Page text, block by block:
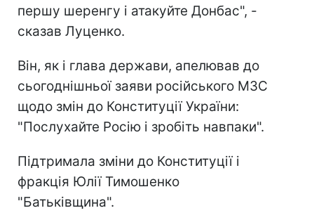
першу шеренгу і атакуйте Донбас", -
сказав Луценко.
Він, як і глава держави, апелював до
сьогоднішньої заяви російського МЗС
щодо змін до Конституції України:
"Послухайте Росію і зробіть навпаки".
Підтримала зміни до Конституції і
фракція Юлії Тимошенко
"Батьківщина".